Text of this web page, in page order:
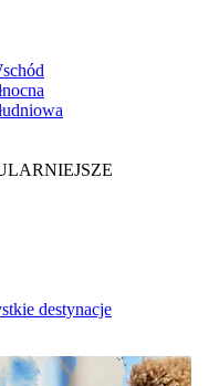
destynacje